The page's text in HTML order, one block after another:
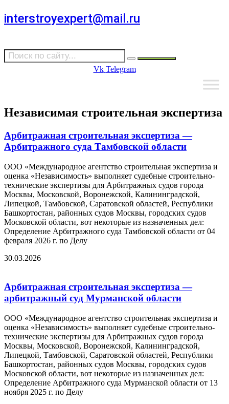
interstroyexpert@mail.ru
Vk Telegram
Независимая строительная экспертиза
Арбитражная строительная экспертиза —
Арбитражного суда Тамбовской области
ООО «Международное агентство строительная экспертиза и
оценка «Независимость» выполняет судебные строительно-
технические экспертизы для Арбитражных судов города
Москвы, Московской, Воронежской, Калининградской,
Липецкой, Тамбовской, Саратовской областей, Республики
Башкортостан, районных судов Москвы, городских судов
Московской области, вот некоторые из назначенных дел:
Определение Арбитражного суда Тамбовской области от 04
февраля 2026 г. по Делу
30.03.2026
Арбитражная строительная экспертиза —
арбитражный суд Мурманской области
ООО «Международное агентство строительная экспертиза и
оценка «Независимость» выполняет судебные строительно-
технические экспертизы для Арбитражных судов города
Москвы, Московской, Воронежской, Калининградской,
Липецкой, Тамбовской, Саратовской областей, Республики
Башкортостан, районных судов Москвы, городских судов
Московской области, вот некоторые из назначенных дел:
Определение Арбитражного суда Мурманской области от 13
ноября 2025 г. по Делу